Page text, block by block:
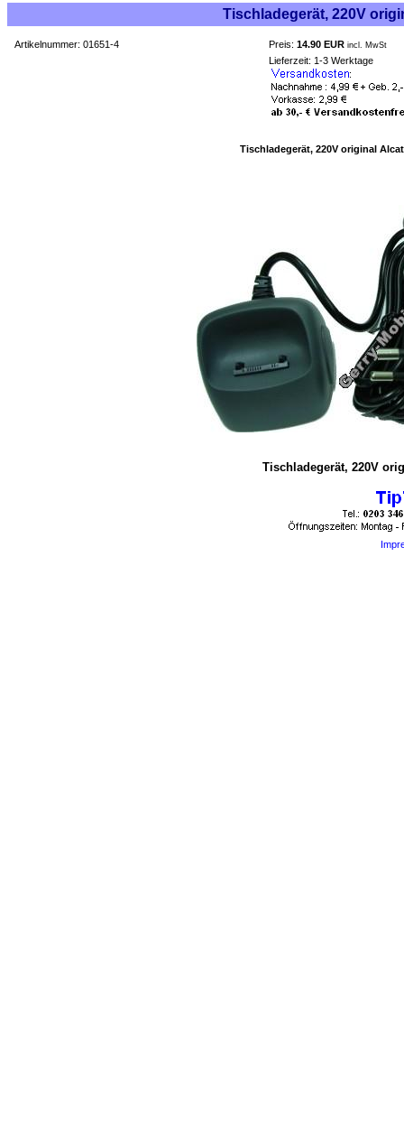
Tischladegerät, 220V
Artikelnummer: 01651-4 Preis: 14.90 EUR incl. MwSt
Lieferzeit: 1-3 Werktage
Tischladegerät, 220V original
Tischladegerät, 220V